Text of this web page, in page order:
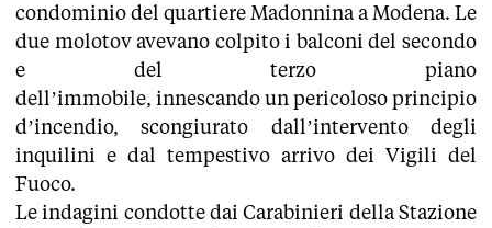
condominio del quartiere Madonnina a Modena. Le
due molotov avevano colpito i balconi del secondo
e del terzo piano
dell’immobile, innescando un pericoloso principio
d’incendio, scongiurato dall’intervento degli
inquilini e dal tempestivo arrivo dei Vigili del
Fuoco.
Le indagini condotte dai Carabinieri della Stazione